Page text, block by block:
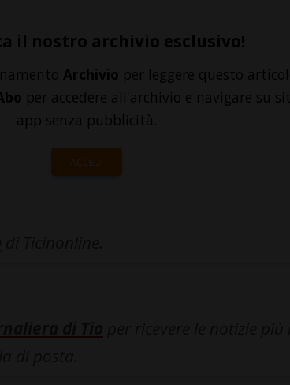
il nostro archivio esclusivo!
Archivio per leggere questo
per accedere all'archivio e navigare su
app senza pubblicità.
ACCEDI